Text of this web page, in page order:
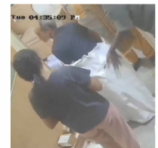
樂快遞員」，將這些遺珠之
唱挑戰25首非專輯主打的「B
供）演出中，蔡健雅大方分
〈輪流轉〉回憶折磨人的愛
好的死亡〉等被她形容為「
她表示：「感謝曾經讓自己
光。」更特別點名希望〈便
大家找回被遺忘的夢想。蔡